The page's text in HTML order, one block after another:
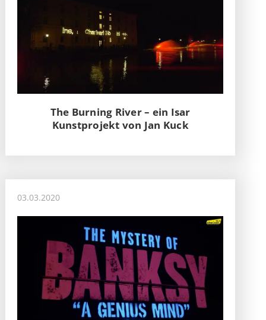
The Burning River – ein Isar
Kunstprojekt von Jan Kuck
03.03.2020